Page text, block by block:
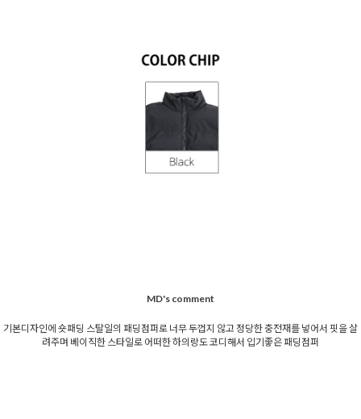
MD's comment
기본디자인에 숏패딩 스탈일의 패딩점퍼로 너무 두껍지 않고 정당한 충전재를 넣어서 핏을 살
려주며 베이직한 스타일로 어떠한 하의랑도 코디해서 입기좋은 패딩점퍼